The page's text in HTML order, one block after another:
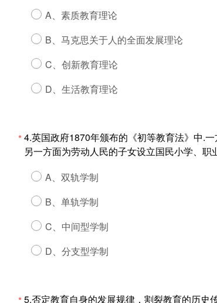
A、素质教育理论
B、马克思关于人的全面发展理论
C、创新教育理论
D、生活教育理论
*4.英国政府1870年颁布的《初等教育法》中.
另一方面为劳动人民的子女设立国民小学、职
A、双轨学制
B、单轨学制
C、中间型学制
D、分支型学制
5.否定教育自身的发展规律，割裂教育的历史